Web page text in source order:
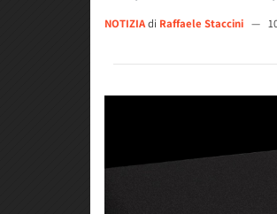
NOTIZIAdi Raffaele Staccini —